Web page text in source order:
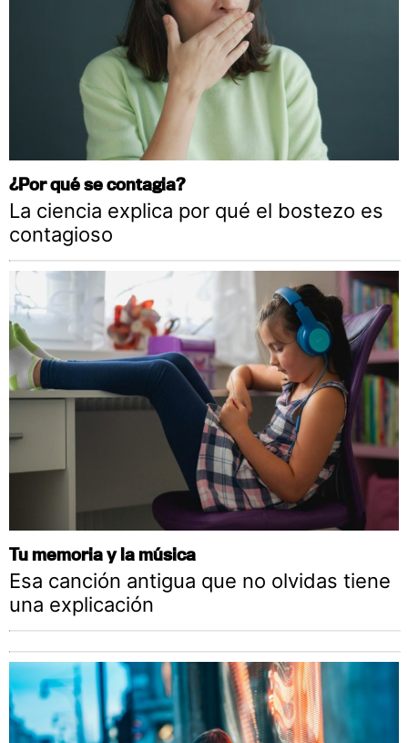
¿Por qué se contagia?
La ciencia explica por qué el bostezo es
contagioso
Tu memoria y la música
Esa canción antigua que no olvidas tiene
una explicación